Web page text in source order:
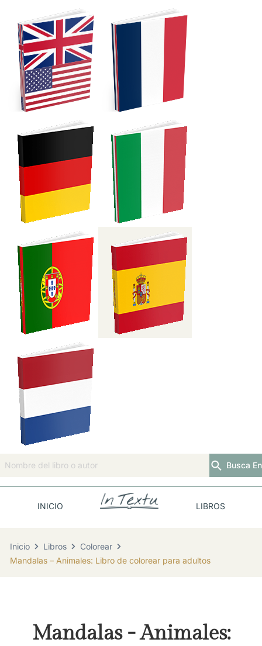
Busca En
INICIO LIBROS
Inicio Libros
Colorear
Mandalas – Animales: Libro de colorear para adultos
Mandalas - Animales: